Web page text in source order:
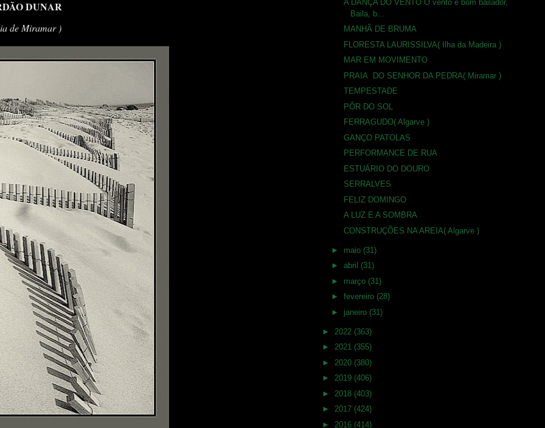
DUNAR
de Miramar )
A DANÇA DO VENTO O vento é bom bailador,
Baila, b...
MANHÃ DE BRUMA
FLORESTA LAURISSILVA( Ilha da Madeira )
MAR EM MOVIMENTO
PRAIA DO SENHOR DA PEDRA( Miramar )
TEMPESTADE
PÔR DO SOL
FERRAGUDO( Algarve )
GANÇO PATOLAS
PERFORMANCE DE RUA
ESTUÁRIO DO DOURO
SERRALVES
FELIZ DOMINGO
A LUZ E A SOMBRA
CONSTRUÇÕES NA AREIA( Algarve )
► maio (31)
►abril (31)
► março (31)
►fevereiro (28)
► janeiro (31)
► 2022 (363)
► 2021 (355)
► 2020 (380)
► 2019 (406)
► 2018 (403)
► 2017 (424)
► 2016 (414)